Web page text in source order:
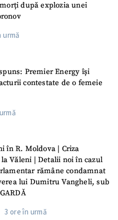
на русском
după explozia unei
urmă
Premier Energy își
contestate de o femeie
în R. Moldova | Criza
Văleni | Detalii noi în cazul
rămâne condamnat
lui Dumitru Vangheli, sub
3 ore în urmă